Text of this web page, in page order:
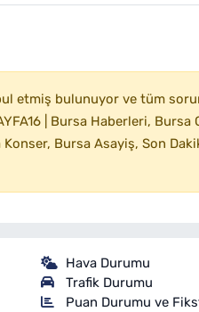
etmiş bulunuyor ve tüm
| Bursa Haberleri, Bursa
Bursa Asayiş, Son
Hava Durumu
Trafik Durumu
Puan Durumu ve